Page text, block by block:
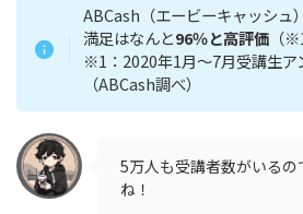
ABCash（エービーキャッシュ
満足はなんと96％と高評価 （
※1：2020年1月～7月受講生ア
（ABCash調べ）
5万人も受講者数がいるの
ね！